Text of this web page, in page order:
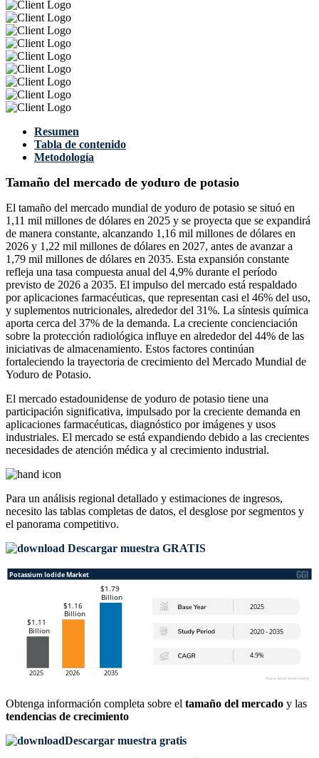
Resumen
Tabla de contenido
Metodología
Tamaño del mercado de yoduro de potasio
El tamaño del mercado mundial de yoduro de potasio se situó en
1,11 mil millones de dólares en 2025 y se proyecta que se expandirá
de manera constante, alcanzando 1,16 mil millones de dólares en
2026 y 1,22 mil millones de dólares en 2027, antes de avanzar a
1,79 mil millones de dólares en 2035. Esta expansión constante
refleja una tasa compuesta anual del 4,9% durante el período
previsto de 2026 a 2035. El impulso del mercado está respaldado
por aplicaciones farmacéuticas, que representan casi el 46% del uso,
y suplementos nutricionales, alrededor del 31%. La síntesis química
aporta cerca del 37% de la demanda. La creciente concienciación
sobre la protección radiológica influye en alrededor del 44% de las
iniciativas de almacenamiento. Estos factores continúan
fortaleciendo la trayectoria de crecimiento del Mercado Mundial de
Yoduro de Potasio.
El mercado estadounidense de yoduro de potasio tiene una
participación significativa, impulsado por la creciente demanda en
aplicaciones farmacéuticas, diagnóstico por imágenes y usos
industriales. El mercado se está expandiendo debido a las crecientes
necesidades de atención médica y al crecimiento industrial.
Para un análisis regional detallado y estimaciones de ingresos,
necesito las tablas completas de datos, el desglose por segmentos y
el panorama competitivo.
Descargar muestra GRATIS
Obtenga información completa sobre el tamaño del mercado y las
tendencias de crecimiento
Descargar muestra gratis